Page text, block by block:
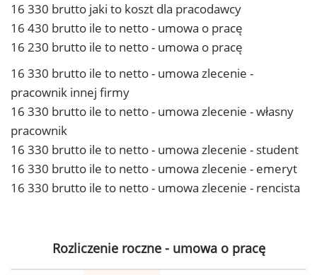
16 330 brutto jaki to koszt dla pracodawcy
16 430 brutto ile to netto - umowa o pracę
16 230 brutto ile to netto - umowa o pracę
16 330 brutto ile to netto - umowa zlecenie -
pracownik innej firmy
16 330 brutto ile to netto - umowa zlecenie - własny
pracownik
16 330 brutto ile to netto - umowa zlecenie - student
16 330 brutto ile to netto - umowa zlecenie - emeryt
16 330 brutto ile to netto - umowa zlecenie - rencista
Rozliczenie roczne - umowa o pracę